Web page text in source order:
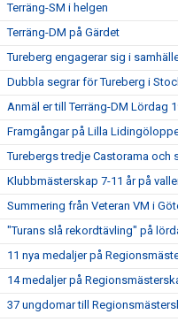
Terräng-SM i helgen
Terräng-DM på Gärdet
Tureberg engagerar sig i
Dubbla segrar för Tureberg i
Anmäl er till Terräng-DM Lördag
Framgångar på Lilla
Turebergs tredje Castorama och
Klubbmästerskap 7-11 år på
Summering från Veteran VM i
"Turans slå rekordtävling" på
11 nya medaljer på
14 medaljer på
37 ungdomar till